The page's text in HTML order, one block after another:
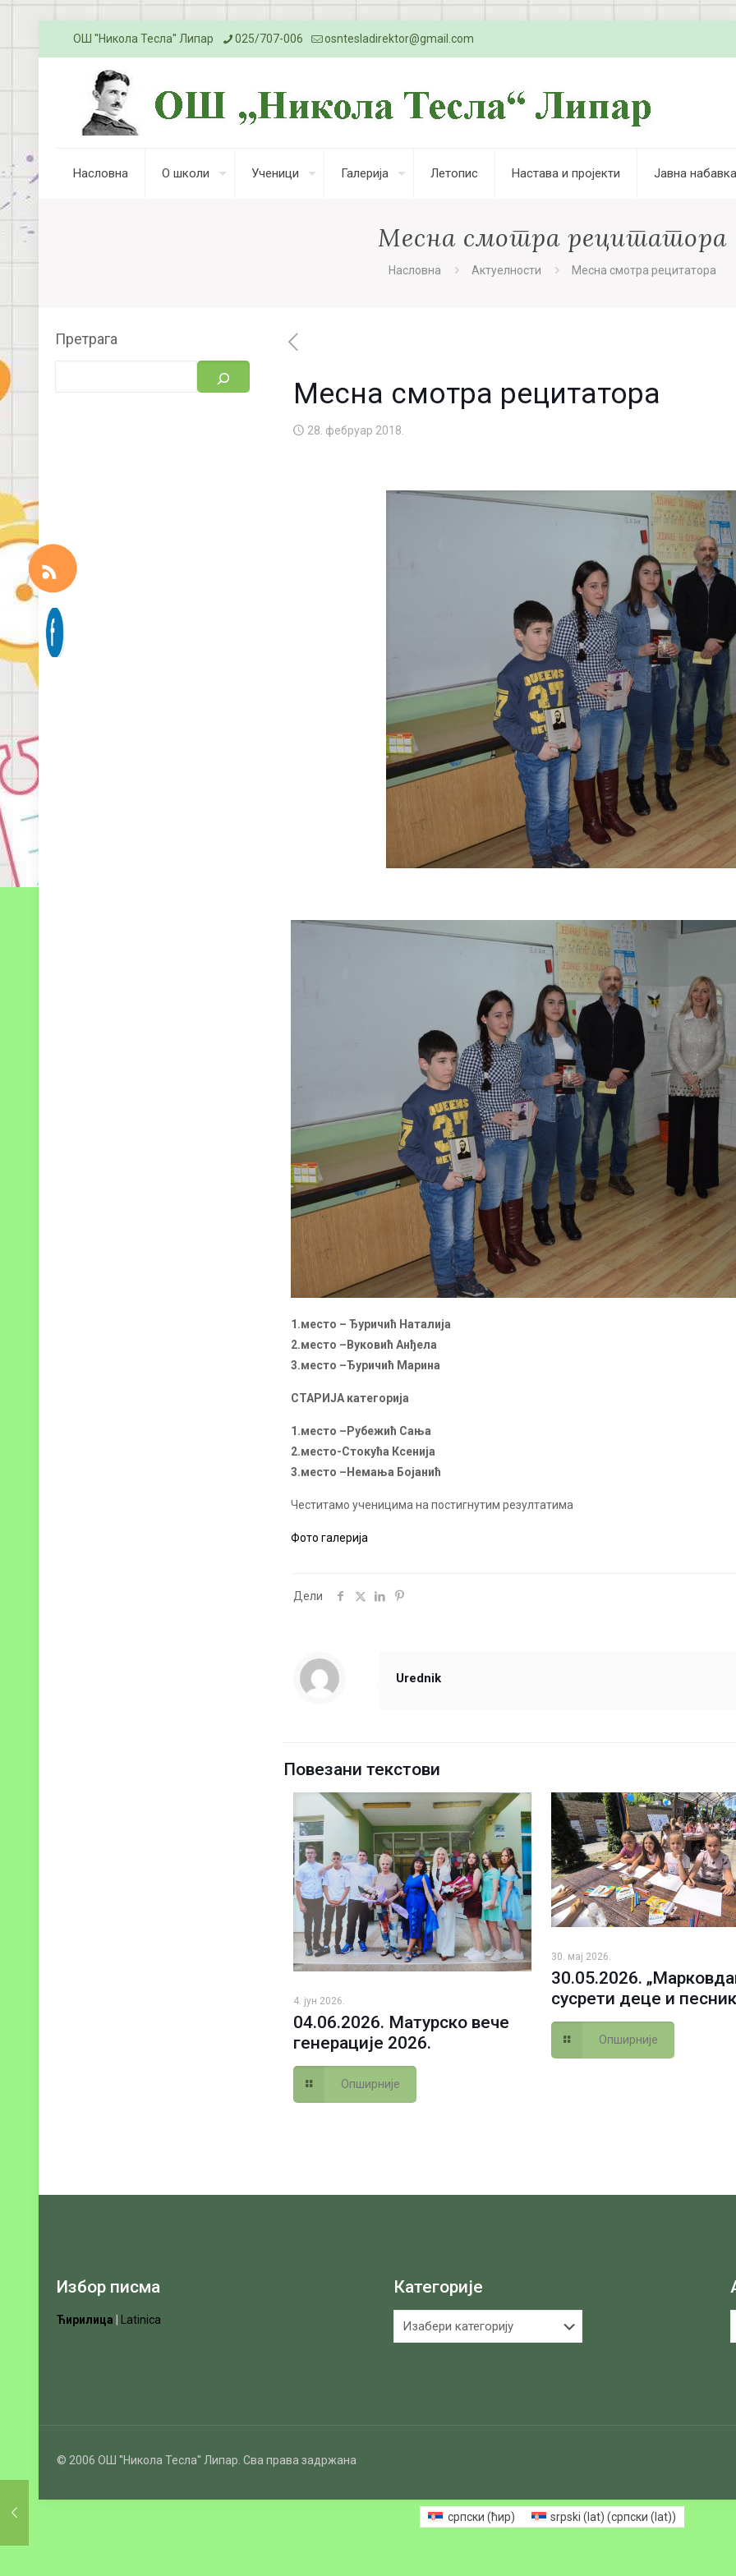
ОШ ''Никола Тесла'' Липар 025/707-006 osntesladirektor@gmail.com
Насловна О школи Ученици Галерија Летопис Настава и пројекти Јавна набавка
Месна смотра рецитатора
Насловна Актуелности Месна смотра рецитатора
Месна смотра рецитатора
28. фебруар 2018.
1.место – Ђуричић Наталија
2.место –Вуковић Анђела
3.место –Ђуричић Марина
СТАРИЈА категорија
1.место –Рубежић Сања
2.место-Стокућа Ксенија
3.место –Немања Бојанић
Честитамо ученицима на постигнутим резултатима
Фото галерија
Дели
Urednik
Повезани текстови
4. јун 2026.
04.06.2026. Матурско вече
генерације 2026.
Опширније
30. мај 2026.
30.05.2026.
сусрети деце и
Опширније
Претрага
Избор писма
Ћирилица Latinica
Категорије
Категорије
© 2006 ОШ ''Никола Тесла'' Липар. Сва права задржана
српски (ћир) srpski (lat) (српски (lat))